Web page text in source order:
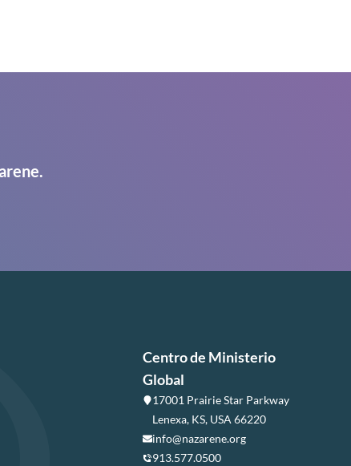
Centro de Ministerio
Global
17001 Prairie Star Parkway
Lenexa, KS, USA 66220
info@nazarene.org
913.577.0500